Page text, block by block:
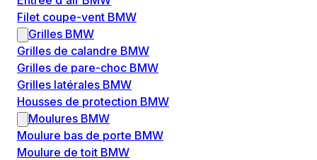
Filet coupe-vent BMW
Grilles BMW
Grilles de calandre BMW
Grilles de pare-choc BMW
Grilles latérales BMW
Housses de protection BMW
Moulures BMW
Moulure bas de porte BMW
Moulure de toit BMW